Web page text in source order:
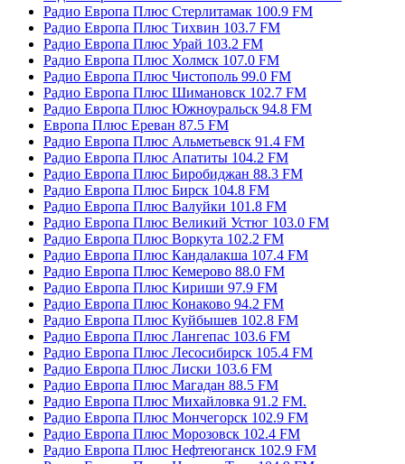
Радио Европа Плюс Стерлитамак 100.9 FM
Радио Европа Плюс Тихвин 103.7 FM
Радио Европа Плюс Урай 103.2 FM
Радио Европа Плюс Холмск 107.0 FM
Радио Европа Плюс Чистополь 99.0 FM
Радио Европа Плюс Шимановск 102.7 FM
Радио Европа Плюс Южноуральск 94.8 FM
Европа Плюс Ереван 87.5 FM
Радио Европа Плюс Альметьевск 91.4 FM
Радио Европа Плюс Апатиты 104.2 FM
Радио Европа Плюс Биробиджан 88.3 FM
Радио Европа Плюс Бирск 104.8 FM
Радио Европа Плюс Валуйки 101.8 FM
Радио Европа Плюс Великий Устюг 103.0 FM
Радио Европа Плюс Воркута 102.2 FM
Радио Европа Плюс Кандалакша 107.4 FM
Радио Европа Плюс Кемерово 88.0 FM
Радио Европа Плюс Кириши 97.9 FM
Радио Европа Плюс Конаково 94.2 FM
Радио Европа Плюс Куйбышев 102.8 FM
Радио Европа Плюс Лангепас 103.6 FM
Радио Европа Плюс Лесосибирск 105.4 FM
Радио Европа Плюс Лиски 103.6 FM
Радио Европа Плюс Магадан 88.5 FM
Радио Европа Плюс Михайловка 91.2 FM.
Радио Европа Плюс Мончегорск 102.9 FM
Радио Европа Плюс Морозовск 102.4 FM
Радио Европа Плюс Нефтеюганск 102.9 FM